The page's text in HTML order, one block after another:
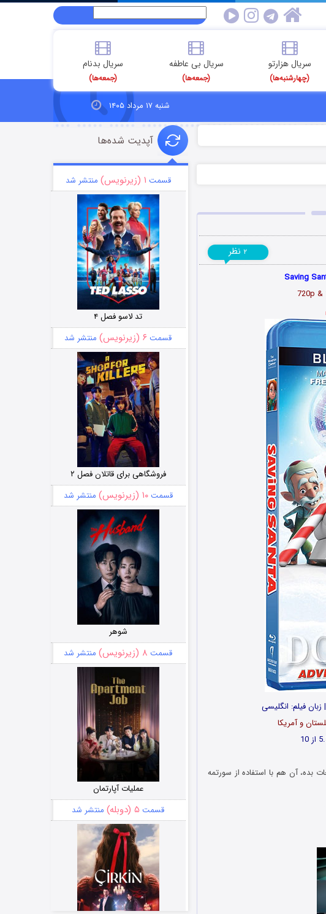
سریال هزارتو
(چهارشنبه‌ها)
سریال بی عاطفه
(جمعه‌ها)
سریال بدنام
(جمعه‌ها)
شنبه ۱۷ مرداد ۱۴۰۵
۲ نظر
آن هم با استفاده از سورتمه
آپدیت شده‌ها
قسمت ۱ (زیرنویس) منتشر شد
تد لاسو فصل ۴
قسمت ۶ (زیرنویس) منتشر شد
فروشگاهی برای قاتلان فصل ۲
قسمت۱۰ (زیرنویس) منتشر شد
شوهر
قسمت ۸ (زیرنویس) منتشر شد
عملیات آپارتمان
قسمت ۵ (دوبله) منتشر شد